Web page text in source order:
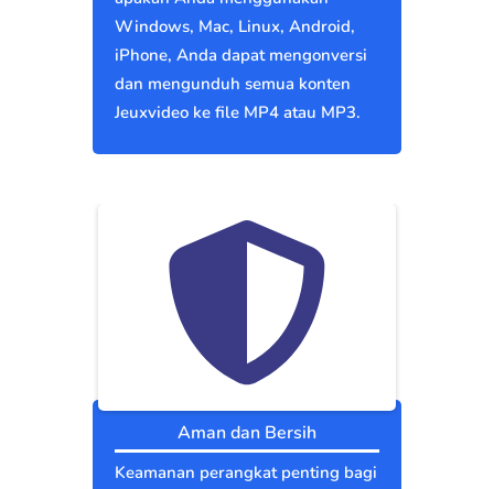
Windows, Mac, Linux, Android,
iPhone, Anda dapat mengonversi
dan mengunduh semua konten
Jeuxvideo ke file MP4 atau MP3.
Aman dan Bersih
Keamanan perangkat penting bagi